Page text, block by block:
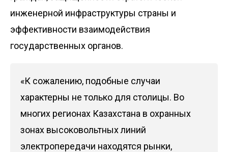
инженерной инфраструктуры страны и
эффективности взаимодействия
государственных органов.
«К сожалению, подобные случаи
характерны не только для столицы. Во
многих регионах Казахстана в охранных
зонах высоковольтных линий
электропередачи находятся рынки,